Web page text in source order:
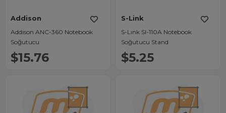
Addison
Addison ANC-360 Notebook
Soğutucu
$15.76
S-Link
S-Lınk Sl-110A Notebook
Soğutucu Stand
$5.25